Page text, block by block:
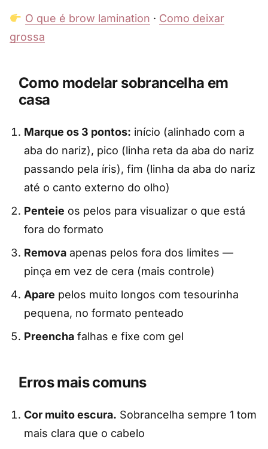
O que é brow lamination · Como deixar
grossa
Como modelar sobrancelha em
casa
Marque os 3 pontos: início (alinhado com a
aba do nariz), pico (linha reta da aba do nariz
passando pela íris), fim (linha da aba do nariz
até o canto externo do olho)
Penteie os pelos para visualizar o que está
fora do formato
Remova apenas pelos fora dos limites —
pinça em vez de cera (mais controle)
Apare pelos muito longos com tesourinha
pequena, no formato penteado
Preencha falhas e fixe com gel
Erros mais comuns
Cor muito escura. Sobrancelha sempre 1 tom
mais clara que o cabelo